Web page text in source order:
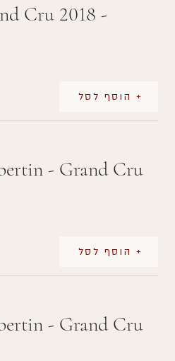
Cru 2018 -
+ הוסף לסל
- Grand Cru
+ הוסף לסל
- Grand Cru